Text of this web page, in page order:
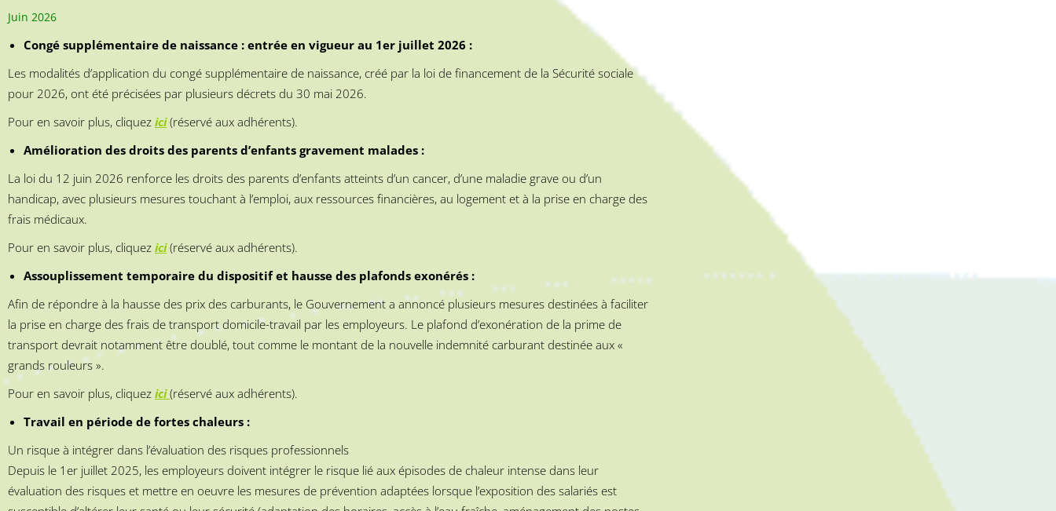
Juin 2026
Congé supplémentaire de naissance : entrée en vigueur au 1er juillet 2026 :
Les modalités d’application du congé supplémentaire de naissance, créé par la loi de financement de la Sécurité sociale
pour 2026, ont été précisées par plusieurs décrets du 30 mai 2026.
Pour en savoir plus, cliquez ici(réservé aux adhérents).
Amélioration des droits des parents d’enfants gravement malades :
La loi du 12 juin 2026 renforce les droits des parents d’enfants atteints d’un cancer, d’une maladie grave ou d’un
handicap, avec plusieurs mesures touchant à l’emploi, aux ressources financières, au logement et à la prise en charge des
frais médicaux.
Pour en savoir plus, cliquez ici(réservé aux adhérents).
Assouplissement temporaire du dispositif et hausse des plafonds exonérés :
Afin de répondre à la hausse des prix des carburants, le Gouvernement a annoncé plusieurs mesures destinées à faciliter
la prise en charge des frais de transport domicile-travail par les employeurs. Le plafond d’exonération de la prime de
transport devrait notamment être doublé, tout comme le montant de la nouvelle indemnité carburant destinée aux «
grands rouleurs ».
Pour en savoir plus, cliquez ici (réservé aux adhérents).
Travail en période de fortes chaleurs :
Un risque à intégrer dans l’évaluation des risques professionnels
Depuis le 1er juillet 2025, les employeurs doivent intégrer le risque lié aux épisodes de chaleur intense dans leur
évaluation des risques et mettre en oeuvre les mesures de prévention adaptées lorsque l’exposition des salariés est